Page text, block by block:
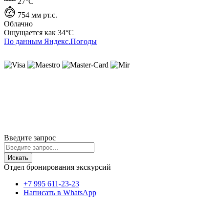
754 мм рт.с.
Облачно
Ощущается как 34°C
По данным Яндекс.Погоды
Введите запрос
Искать
Отдел бронирования экскурсий
+7 995 611-23-23
Написать в WhatsApp